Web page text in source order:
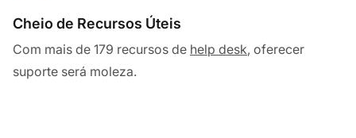
Cheio de Recursos Úteis
Com mais de 179 recursos de help desk, oferecer
suporte será moleza.